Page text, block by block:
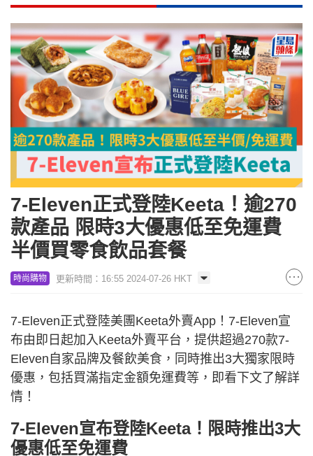
7-Eleven正式登陸Keeta！逾270
款產品 限時3大優惠低至免運費
半價買零食飲品套餐
時尚購物 更新時間：16:55 2024-07-26 HKT
7-Eleven正式登陸美團Keeta外賣App！7-Eleven宣
布由即日起加入Keeta外賣平台，提供超過270款7-
Eleven自家品牌及餐飲美食，同時推出3大獨家限時
優惠，包括買滿指定金額免運費等，即看下文了解詳
情！
7-Eleven宣布登陸Keeta！限時推出3大
優惠低至免運費